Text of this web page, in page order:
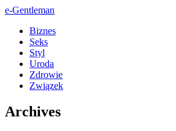
e-Gentleman
Biznes
Seks
Styl
Uroda
Zdrowie
Związek
Archives